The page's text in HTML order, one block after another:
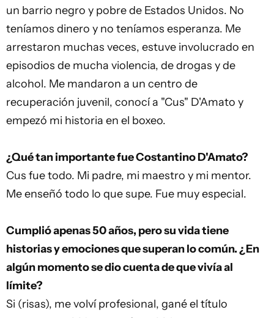
un barrio negro y pobre de Estados Unidos. No
teníamos dinero y no teníamos esperanza. Me
arrestaron muchas veces, estuve involucrado en
episodios de mucha violencia, de drogas y de
alcohol. Me mandaron a un centro de
recuperación juvenil, conocí a "Cus" D'Amato y
empezó mi historia en el boxeo.
¿Qué tan importante fue Costantino D'Amato?
Cus fue todo. Mi padre, mi maestro y mi mentor.
Me enseñó todo lo que supe. Fue muy especial.
Cumplió apenas 50 años, pero su vida tiene
historias y emociones que superan lo común. ¿En
algún momento se dio cuenta de que vivía al
límite?
Si (risas), me volví profesional, gané el título